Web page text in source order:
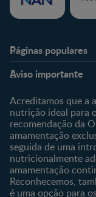
Páginas populares
Sobre Nós
Sobre o Clube
Clube Bebé Nestlé
Entrar/Registe-se
Aviso importante
Acreditamos que a
nutrição ideal para
recomendação da
amamentação
seguida de uma
nutricionalmente
amamentação
Reconhecemos,
é uma opção para